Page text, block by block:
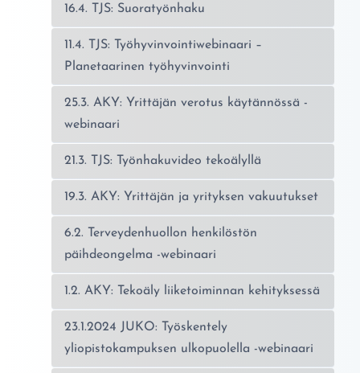
16.4. TJS: Suoratyönhaku
11.4. TJS: Työhyvinvointiwebinaari –
Planetaarinen työhyvinvointi
25.3. AKY: Yrittäjän verotus käytännössä -
webinaari
21.3. TJS: Työnhakuvideo tekoälyllä
19.3. AKY: Yrittäjän ja yrityksen vakuutukset
6.2. Terveydenhuollon henkilöstön
päihdeongelma -webinaari
1.2. AKY: Tekoäly liiketoiminnan kehityksessä
23.1.2024 JUKO: Työskentely
yliopistokampuksen ulkopuolella -webinaari